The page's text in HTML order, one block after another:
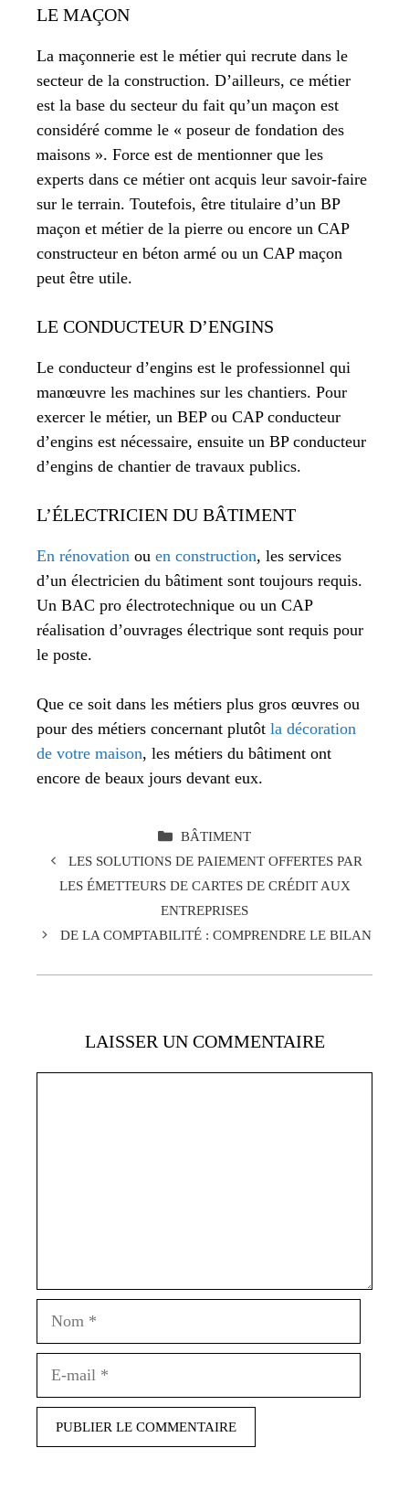
LE MAÇON
La maçonnerie est le métier qui recrute dans le
secteur de la construction. D’ailleurs, ce métier
est la base du secteur du fait qu’un maçon est
considéré comme le « poseur de fondation des
maisons ». Force est de mentionner que les
experts dans ce métier ont acquis leur savoir-faire
sur le terrain. Toutefois, être titulaire d’un BP
maçon et métier de la pierre ou encore un CAP
constructeur en béton armé ou un CAP maçon
peut être utile.
LE CONDUCTEUR D’ENGINS
Le conducteur d’engins est le professionnel qui
manœuvre les machines sur les chantiers. Pour
exercer le métier, un BEP ou CAP conducteur
d’engins est nécessaire, ensuite un BP conducteur
d’engins de chantier de travaux publics.
L’ÉLECTRICIEN DU BÂTIMENT
En rénovation ou en construction, les services
d’un électricien du bâtiment sont toujours requis.
Un BAC pro électrotechnique ou un CAP
réalisation d’ouvrages électrique sont requis pour
le poste.
Que ce soit dans les métiers plus gros œuvres ou
pour des métiers concernant plutôt la décoration
de votre maison, les métiers du bâtiment ont
encore de beaux jours devant eux.
CATÉGORIES
BÂTIMENT
LES SOLUTIONS DE PAIEMENT OFFERTES PAR
LES ÉMETTEURS DE CARTES DE CRÉDIT AUX
ENTREPRISES
DE LA COMPTABILITÉ : COMPRENDRE LE BILAN
LAISSER UN COMMENTAIRE